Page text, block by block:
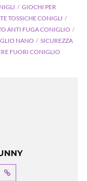
GIOCHI PER
TOSSICHE CONIGLI
ANTI FUGA CONIGLIO
NANO
SICUREZZA
FUORI CONIGLIO